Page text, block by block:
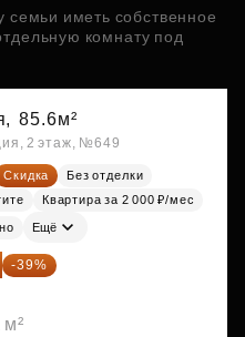
семьи иметь собственное
комнату под
85.6м²
2 этаж, №649
Скидка
Без отделки
Квартира за 2 000 ₽/мес
Ещё
-39%